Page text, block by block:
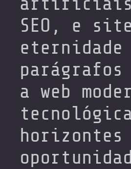
SEO, e
a web
horizontes